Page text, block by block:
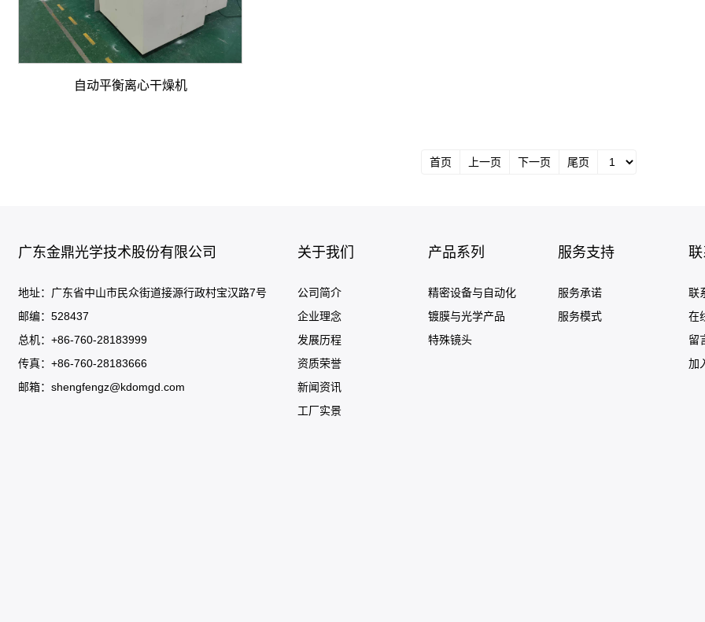
自动平衡离心干燥机
首页 上一页 下一页 尾页
广东金鼎光学技术股份有限公司
地址：广东省中山市民众街道接源行政村宝汉路7号
邮编：528437
总机：+86-760-28183999
传真：+86-760-28183666
邮箱： shengfengz@kdomgd.com
关于我们
公司简介
企业理念
发展历程
资质荣誉
新闻资讯
工厂实景
产品系列
精密设备与自动化
镀膜与光学产品
特殊镜头
服务支持
服务承诺
服务模式
联
在
留
加